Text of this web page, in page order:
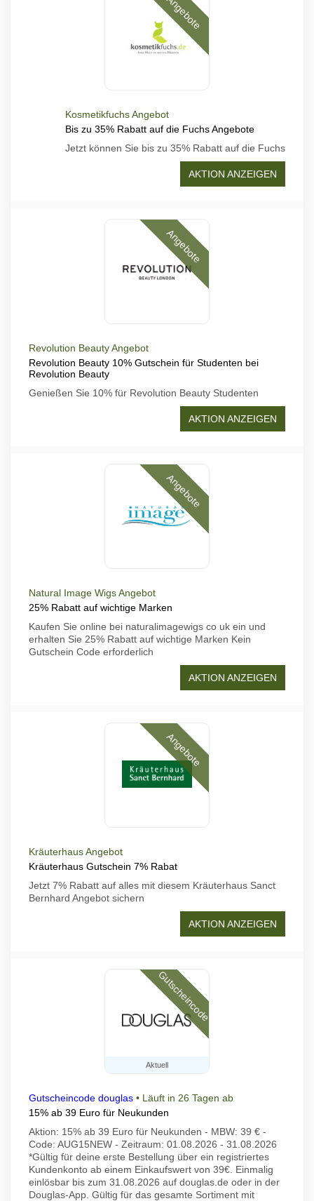
Angebote
Kosmetikfuchs Angebot
Bis zu 35% Rabatt auf die Fuchs Angebote
Jetzt können Sie bis zu 35% Rabatt auf die Fuchs
AKTION ANZEIGEN
Angebote
Revolution Beauty Angebot
Revolution Beauty 10% Gutschein für Studenten bei
Revolution Beauty
Genießen Sie 10% für Revolution Beauty Studenten
AKTION ANZEIGEN
Angebote
Natural Image Wigs Angebot
25% Rabatt auf wichtige Marken
Kaufen Sie online bei naturalimagewigs co uk ein und
erhalten Sie 25% Rabatt auf wichtige Marken Kein
Gutschein Code erforderlich
AKTION ANZEIGEN
Angebote
Kräuterhaus Angebot
Kräuterhaus Gutschein 7% Rabat
Jetzt 7% Rabatt auf alles mit diesem Kräuterhaus Sanct
Bernhard Angebot sichern
AKTION ANZEIGEN
Aktuell
Gutscheincode
Gutscheincode douglas • Läuft in 26 Tagen ab
15% ab 39 Euro für Neukunden
Aktion: 15% ab 39 Euro für Neukunden - MBW: 39 € -
Code: AUG15NEW - Zeitraum: 01.08.2026 - 31.08.2026
*Gültig für deine erste Bestellung über ein registriertes
Kundenkonto ab einem Einkaufswert von 39€. Einmalig
einlösbar bis zum 31.08.2026 auf douglas.de oder in der
Douglas-App. Gültig für das gesamte Sortiment mit